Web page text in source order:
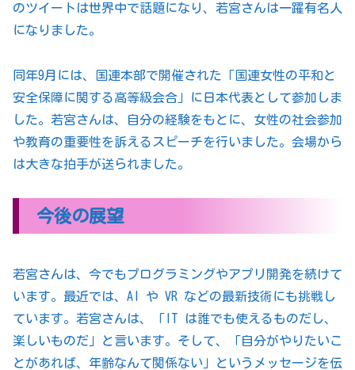
のツイートは世界中で話題になり、若宮さんは一躍有名人
になりました。
同年9月には、国連本部で開催された「国連女性の平和と
安全保障に関する高等級会合」に日本代表として参加しま
した。若宮さんは、自分の経験をもとに、女性の社会参加
や教育の重要性を訴えるスピーチを行いました。会場から
は大きな拍手が送られました。
今後の展望
若宮さんは、今でもプログラミングやアプリ開発を続けて
います。最近では、AI や VR などの最新技術にも挑戦し
ています。若宮さんは、「IT は誰でも使えるものだし、
楽しいものだ」と言います。そして、「自分がやりたいこ
とがあれば、年齢なんて関係ない」というメッセージを伝